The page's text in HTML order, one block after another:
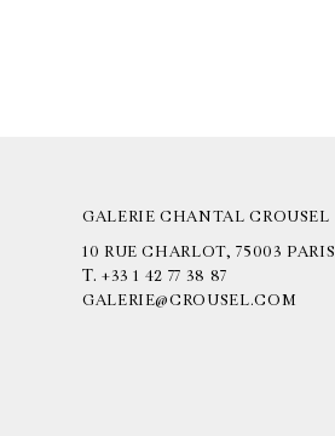
GALERIE CHANTAL CROUSEL
10 RUE CHARLOT, 75003 PARIS
T. +33 1 42 77 38 87
GALERIE@CROUSEL.COM